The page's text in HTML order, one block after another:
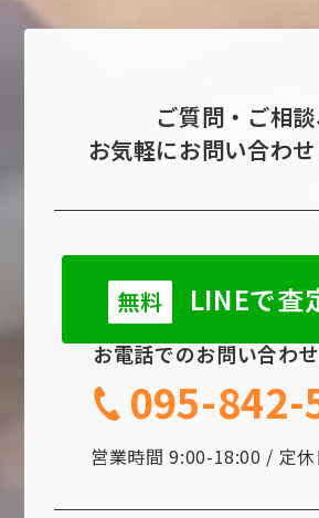
ご質問・ご相談
お気軽にお問い合わ
無料 LINEで査
お電話でのお問い合わ
095-842-
営業時間 9:00-18:00 / 定休